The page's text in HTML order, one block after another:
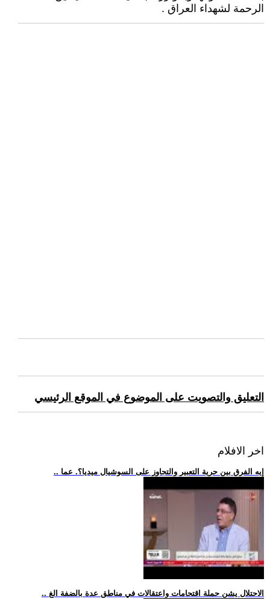
الرحمة لشهداء العراق .‏
التعليق والتصويت على الموضوع في الموقع الرئيسي
اخر الافلام
.. إيه الفرق بين حرية التعبير والتجاوز على السوشيال ميديا؟. عما
.. الاحتلال يشن حملة اقتحامات واعتقالات في مناطق عدة بالضفة الغ